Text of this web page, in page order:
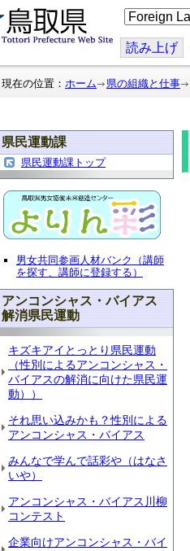
こ
の
ジ
を
翻
読み上げ
現在の位置： ホーム 県の組織と仕事
県民運動課
県民運動課トップ
男女共同参画人材バンク（講師
を探す、講師に登録する）
アンコンシャス・バイアス
解消県民運動
キズキアイとっとり県民運動
（性別によるアンコンシャス・
バイアスの解消に向けた県民運
動））
それ思い込みかも？性別による
アンコンシャス・バイアス
みんなで学んで話彩や（はなさ
いや）
アンコンシャス・バイアス川柳
コンテスト
企業向けアンコンシャス・バイ